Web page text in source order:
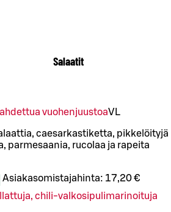
Salaatit
vuohenjuustoaVL
caesarkastiketta, pikkelöityjä
parmesaania, rucolaa ja rapeita
Asiakasomistajahinta: 17,20 €
chili-valkosipulimarinoituja